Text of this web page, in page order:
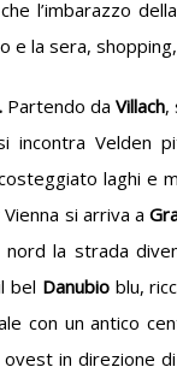
l’imbarazzo
e la sera,
Partendo da Villach,
incontra Velden
laghi e
si arriva a
nord la strada
bel Danubioblu,
con un antico
in direzione